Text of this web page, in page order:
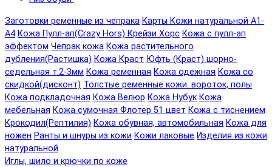
Заготовки ременные из чепрака Карты Кожи натуральной А1-
А4 Кожа Пулл-ап(Crazy Hors) Крейзи Хорс Кожа с пулл-ап
эффектом Чепрак кожа Кожа растительного
дубления(Растишка) Кожа Краст Юфть (Краст) шорно-
седельная т.2-3мм Кожа ременная Кожа одежная Кожа со
скидкой(дисконт) Толстые ременные кожи: вороток, полы
Кожа подкладочная Кожа Велюр Кожа Нубук Кожа
мебельная Кожа сумочная Флотер 51 цвет Кожа с тиснением
Крокодил(Рептилия) Кожа обувная, автомобильная Кожа для
ножен Ранты и шнуры из кожи Кожи лаковые Изделия из кожи
натуральной
Иглы, шило и крючки по коже